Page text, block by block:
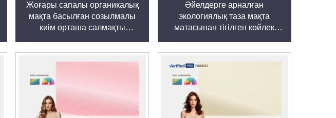
Жоғары сапалы органикалық
мақта басылған созылмалы
киім орташа салмақты
орындары-желіден тігілген
әйелдерге арналған көйлек
Әйелдерге арналған
экологиялық таза мақта
матасынан тігілген көйлек
біртүрлі боялған киімдерге
арналған юбкалар тұсқақтар